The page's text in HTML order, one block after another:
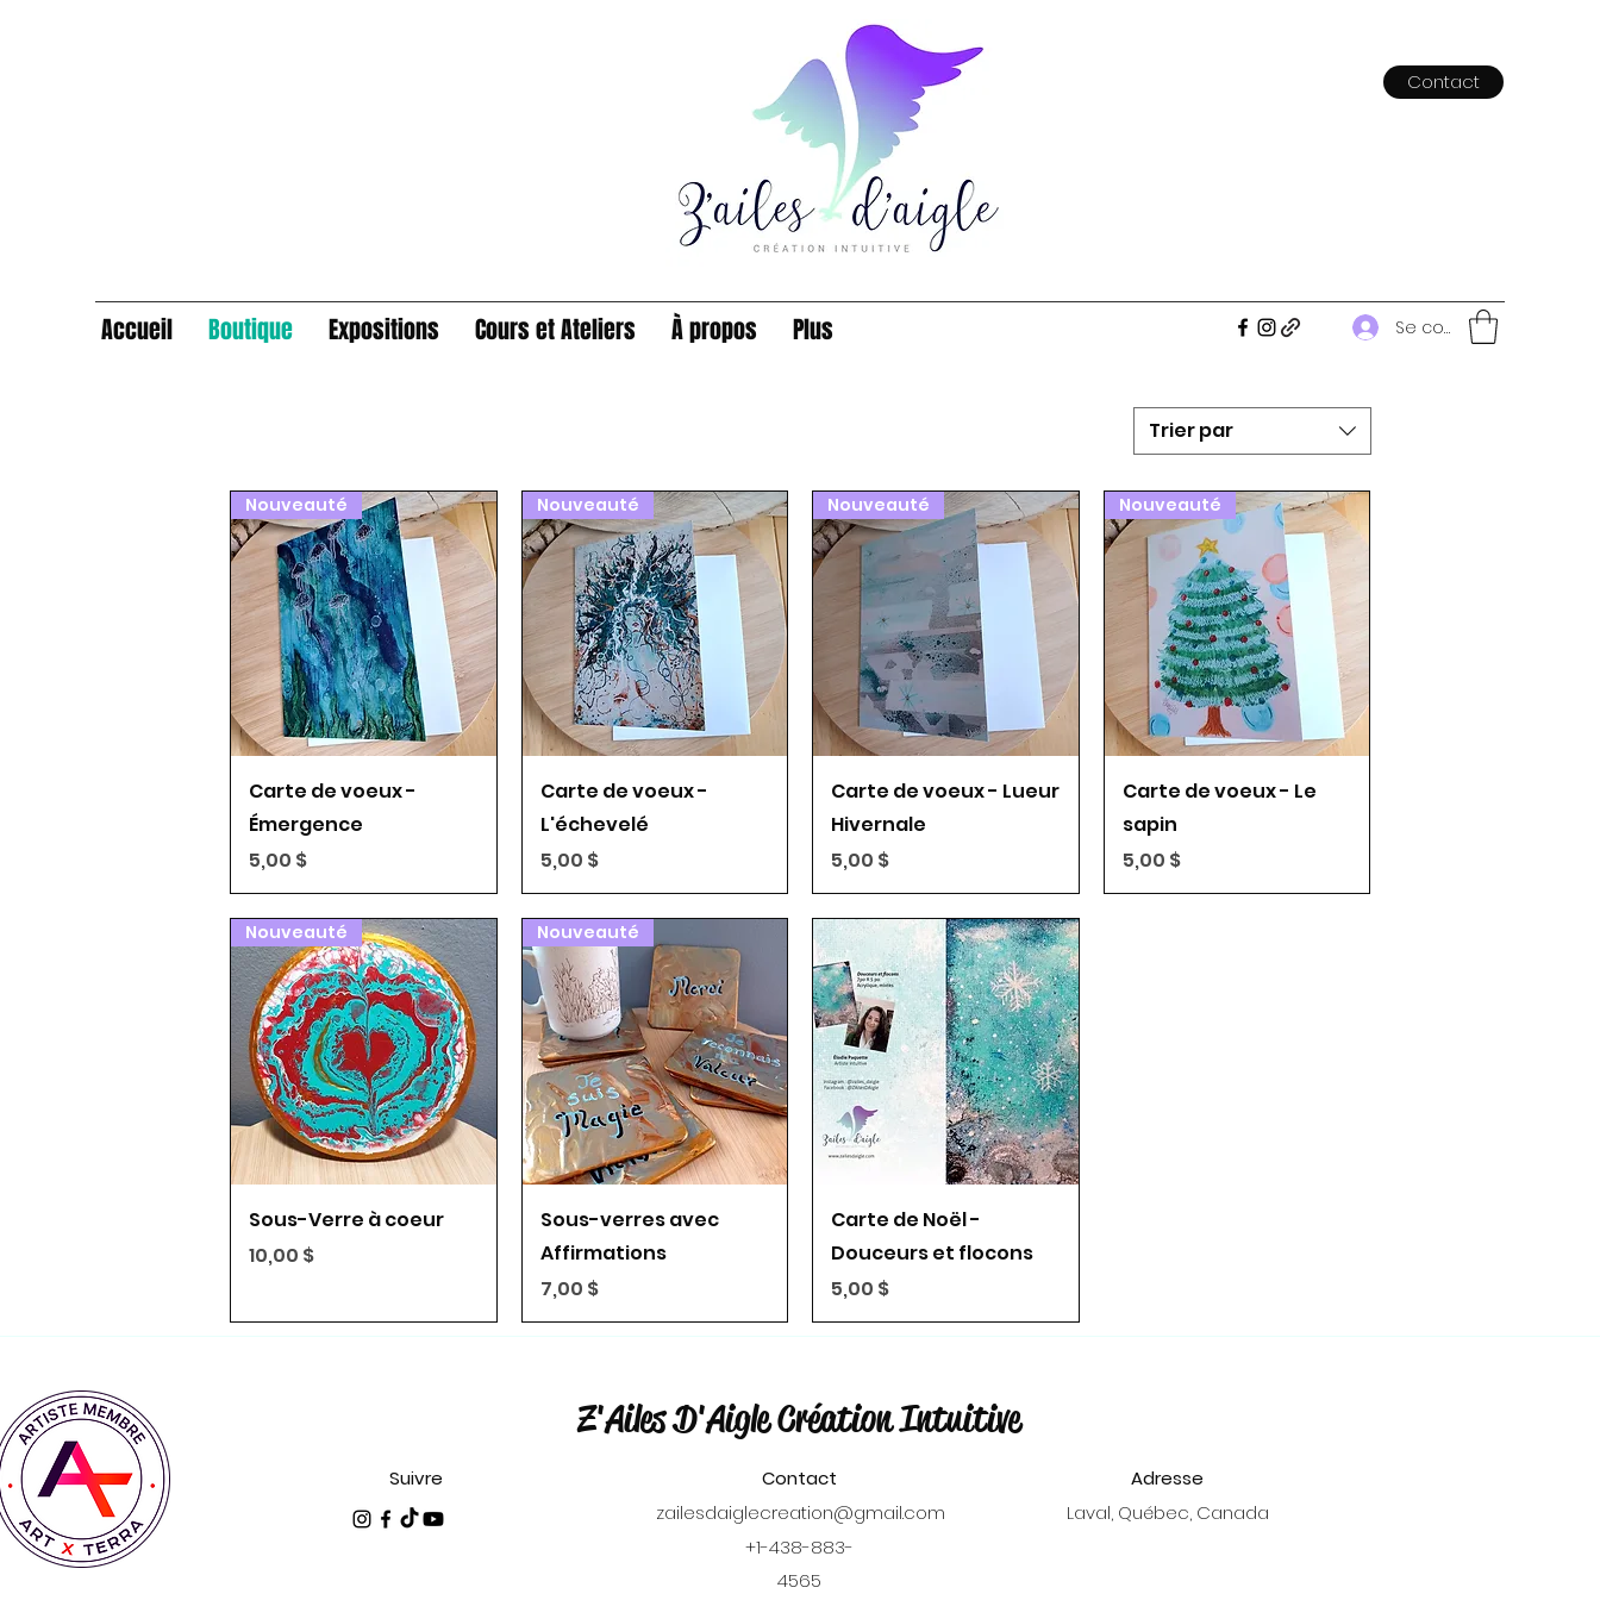
Contact
Accueil Boutique Expositions Cours et Ateliers À propos Plus Se connecter
Trier par
Aperçu rapide
Nouveauté
Carte de voeux -
Émergence
Prix
5,00 $
Aperçu rapide
Nouveauté
Carte de voeux -
L'échevelé
Prix
5,00 $
Aperçu rapide
Nouveauté
Carte de voeux - Lueur
Hivernale
Prix
5,00 $
Aperçu rapide
Nouveauté
Carte de voeux - Le
sapin
Prix
5,00 $
Aperçu rapide
Nouveauté
Sous-Verre à coeur
Prix
10,00 $
Aperçu rapide
Nouveauté
Sous-verres avec
Affirmations
Prix
7,00 $
Aperçu rapide
Carte de Noël -
Douceurs et flocons
Prix
5,00 $
Suivre
Z'Ailes D'Aigle Création Intuitive
Contact
zailesdaiglecreation@gmail.com
Adresse
Laval, Québec, Canada
+1-438-883-
4565